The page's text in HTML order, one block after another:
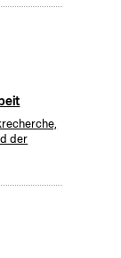
der